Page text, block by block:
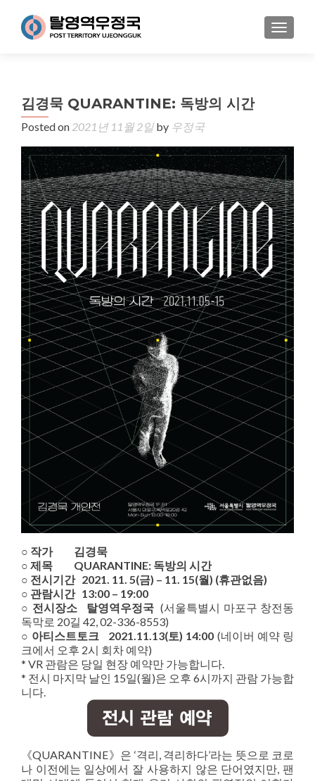
MENU
김경묵 QUARANTINE: 독방의 시간
Posted on 2021년 11월 2일by 우정국
○ 작가 김경묵
○ 제목 QUARANTINE: 독방의 시간
○ 전시기간 2021. 11. 5(금) – 11. 15(월) (휴관없음)
○ 관람시간 13:00 – 19:00
○ 전시장소 탈영역우정국(서울특별시 마포구 창전동
독막로 20길 42, 02-336-8553)
○ 아티스트토크 2021.11.13(토) 14:00 (네이버 예약 링
크에서 오후 2시 회차 예약)
* VR 관람은 당일 현장 예약만 가능합니다.
* 전시 마지막 날인 15일(월)은 오후 6시까지 관람 가능합
니다.
《QUARANTINE》은 ‘격리, 격리하다’라는 뜻으로 코로
나 이전에는 일상에서 잘 사용하지 않은 단어였지만, 팬